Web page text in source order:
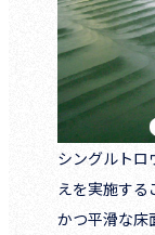
シングルトロ
えを実施す
かつ平滑な床